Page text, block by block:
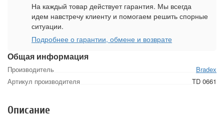
Общая информация
Производитель
Bradex
Артикул производителя
TD 0661
На каждый товар действует гарантия. Мы всегда
идем навстречу клиенту и помогаем решить спорные
ситуации.
Подробнее о гарантии, обмене и возврате
Описание